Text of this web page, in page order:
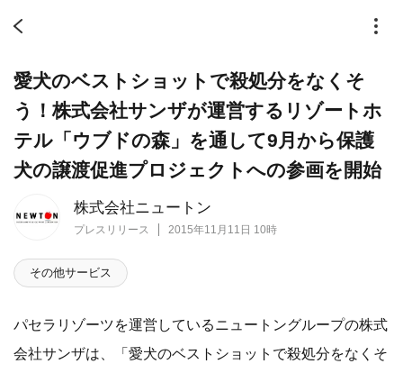
株式会社ニュートン
プレスリリース 2015年11月11日 10時
愛犬のベストショットで殺処分をなくそ
う！株式会社サンザが運営するリゾートホ
テル「ウブドの森」を通して9月から保護
犬の譲渡促進プロジェクトへの参画を開始
その他サービス
パセラリゾーツを運営しているニュートングループの株式
会社サンザは、「愛犬のベストショットで殺処分をなくそ